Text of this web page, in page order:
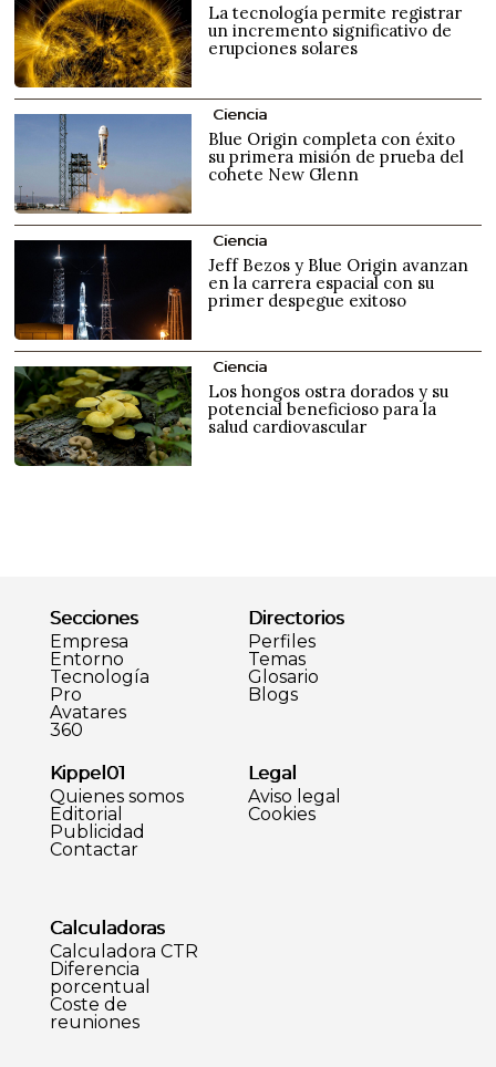
La tecnología permite registrar
un incremento significativo de
erupciones solares
Ciencia
Blue Origin completa con éxito
su primera misión de prueba del
cohete New Glenn
Ciencia
Jeff Bezos y Blue Origin avanzan
en la carrera espacial con su
primer despegue exitoso
Ciencia
Los hongos ostra dorados y su
potencial beneficioso para la
salud cardiovascular
Secciones
Empresa
Entorno
Tecnología
Pro
Avatares
360
Directorios
Perfiles
Temas
Glosario
Blogs
Kippel01
Quienes somos
Editorial
Publicidad
Contactar
Legal
Aviso legal
Cookies
Calculadoras
Calculadora CTR
Diferencia
porcentual
Coste de
reuniones